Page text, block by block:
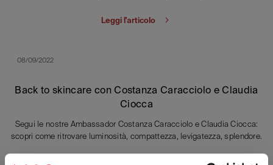
Leggi l'articolo
08/09/2022
Back to skincare con Costanza Caracciolo e Claudia
Ciocca
Segui le nostre Ambassador Costanza Caracciolo e Claudia Ciocca:
scopri come ritrovare luminosità, compattezza, levigatezza, splendore.